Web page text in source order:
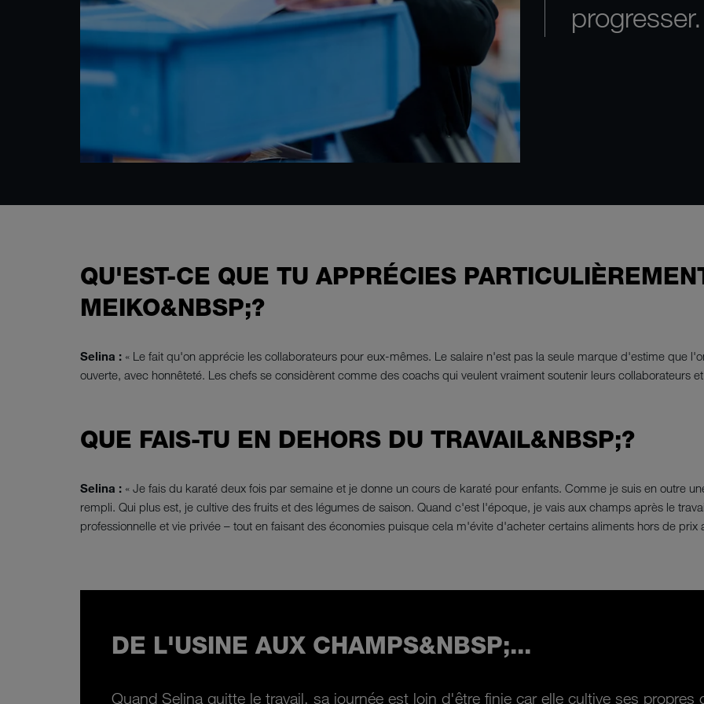
progresser.
QU'EST-CE QUE TU APPRÉCIES
MEIKO&NBSP;?
Selina : « Le fait qu'on apprécie les collaborateurs pour eux-mêmes. Le salaire n'est pas la seule marque d'estime que
ouverte, avec honnêteté. Les chefs se considèrent comme des coachs qui veulent vraiment soutenir leurs collaborateurs
QUE FAIS-TU EN DEHORS DU TRAVAIL&NBSP;?
Selina : « Je fais du karaté deux fois par semaine et je donne un cours de karaté pour enfants. Comme je suis en outre
rempli. Qui plus est, je cultive des fruits et des légumes de saison. Quand c'est l'époque, je vais aux champs après le
professionnelle et vie privée – tout en faisant des économies puisque cela m'évite d'acheter certains aliments hors de prix
DE L'USINE AUX CHAMPS&NBSP;...
Quand Selina quitte le travail, sa journée est loin d'être finie car elle cultive ses